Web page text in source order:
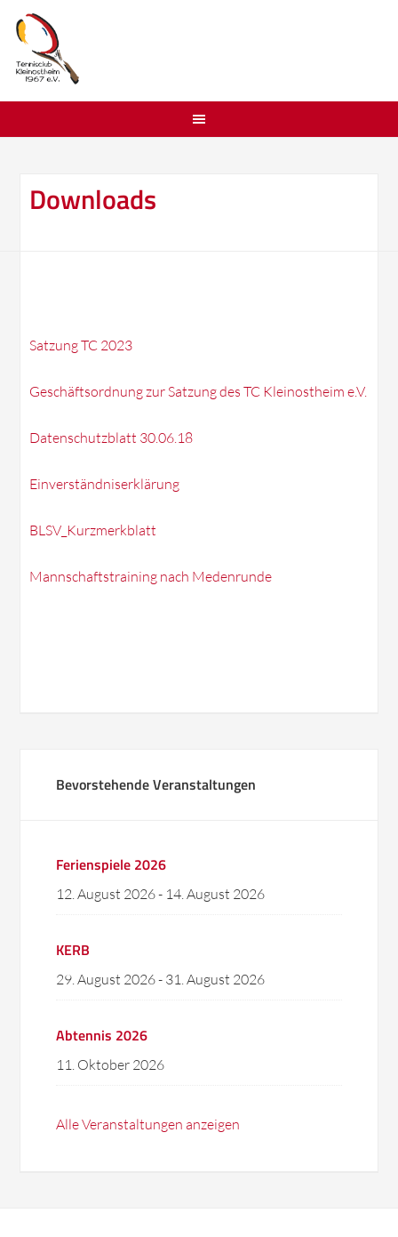
Downloads
Satzung TC 2023
Geschäftsordnung zur Satzung des TC Kleinostheim e.V.
Datenschutzblatt 30.06.18
Einverständniserklärung
BLSV_Kurzmerkblatt
Mannschaftstraining nach Medenrunde
Bevorstehende Veranstaltungen
Ferienspiele 2026
12. August 2026- 14. August 2026
KERB
29. August 2026- 31. August 2026
Abtennis 2026
11. Oktober 2026
Alle Veranstaltungen anzeigen